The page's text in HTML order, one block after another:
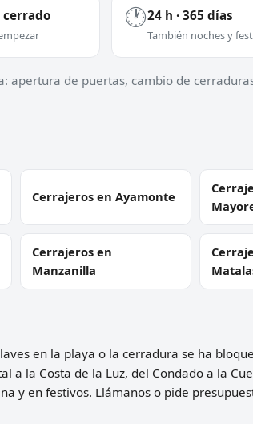
cerrado 🕐24 h · 365 días
También noches y
de puertas, cambio de
Cerrajeros en Ayamonte
Cerrajeros en
Manzanilla
en la playa o la cerradura se ha
a la Costa de la Luz, del Condado a la
y en festivos. Llámanos o pide